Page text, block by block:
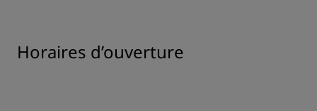
Horaires d’ouverture